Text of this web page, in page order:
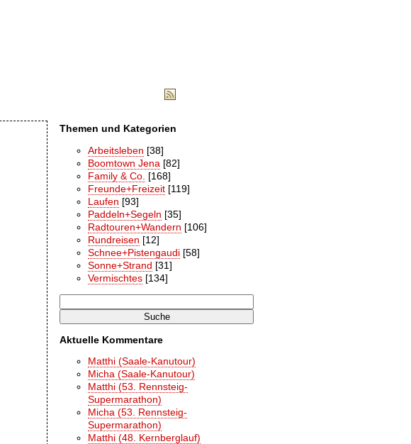
Themen und Kategorien
Arbeitsleben [38]
Boomtown Jena [82]
Family & Co. [168]
Freunde+Freizeit [119]
Laufen [93]
Paddeln+Segeln [35]
Radtouren+Wandern [106]
Rundreisen [12]
Schnee+Pistengaudi [58]
Sonne+Strand [31]
Vermischtes [134]
Aktuelle Kommentare
Matthi (Saale-Kanutour)
Micha (Saale-Kanutour)
Matthi (53. Rennsteig-
Supermarathon)
Micha (53. Rennsteig-
Supermarathon)
Matthi (48. Kernberglauf)